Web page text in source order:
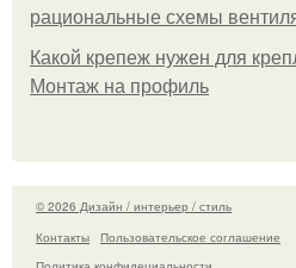
рациональные схемы
Какой крепеж нужен для
Монтаж на профиль
© 2026 Дизайн / интерьер / стиль
Контакты
Пользовательское соглашение